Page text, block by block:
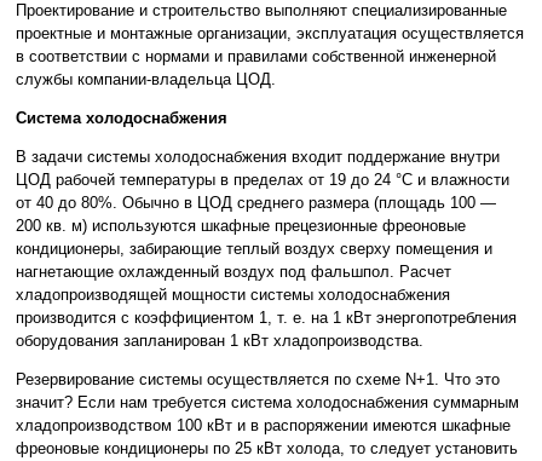
Проектирование и строительство выполняют специализированные
проектные и монтажные организации, эксплуатация осуществляется
в соответствии с нормами и правилами собственной инженерной
службы компании-владельца ЦОД.
Система холодоснабжения
В задачи системы холодоснабжения входит поддержание внутри
ЦОД рабочей температуры в пределах от 19 до 24 °С и влажности
от 40 до 80%. Обычно в ЦОД среднего размера (площадь 100 —
200 кв. м) используются шкафные прецезионные фреоновые
кондиционеры, забирающие теплый воздух сверху помещения и
нагнетающие охлажденный воздух под фальшпол. Расчет
хладопроизводящей мощности системы холодоснабжения
производится с коэффициентом 1, т. е. на 1 кВт энергопотребления
оборудования запланирован 1 кВт хладопроизводства.
Резервирование системы осуществляется по схеме N+1. Что это
значит? Если нам требуется система холодоснабжения суммарным
хладопроизводством 100 кВт и в распоряжении имеются шкафные
фреоновые кондиционеры по 25 кВт холода, то следует установить